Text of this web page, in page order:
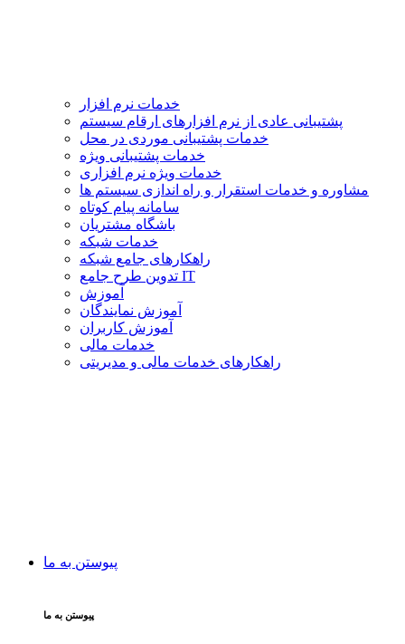
خدمات نرم افزار
پشتیبانی عادی از نرم افزارهای ارقام سیستم
خدمات پشتیبانی موردی در محل
خدمات پشتیبانی ویژه
خدمات ویژه نرم افزاری
مشاوره و خدمات استقرار و راه اندازی سیستم ها
سامانه پیام کوتاه
باشگاه مشتریان
خدمات شبکه
راهکارهای جامع شبکه
تدوین طرح جامع IT
آموزش
آموزش نمایندگان
آموزش کاربران
خدمات مالی
راهکارهای خدمات مالی و مدیریتی
پیوستن به ما
پیوستن به ما